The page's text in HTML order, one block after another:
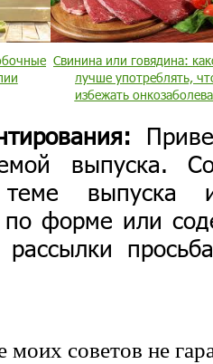
Свинина или говядина:
лучше употреблять,
избежать
выпуска.
выпуска
по форме или
моих советов не